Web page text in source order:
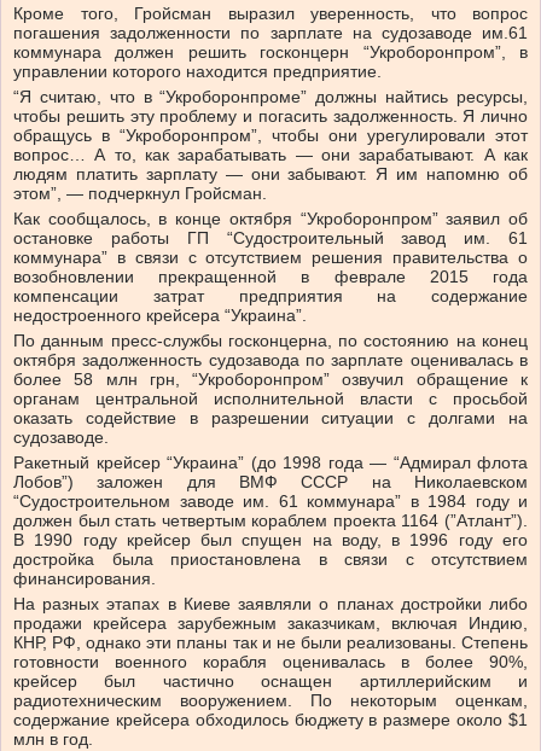
Кроме того, Гройсман выразил уверенность, что вопрос
погашения задолженности по зарплате на судозаводе им.61
коммунара должен решить госконцерн “Укроборонпром”, в
управлении которого находится предприятие.
“Я считаю, что в “Укроборонпроме” должны найтись ресурсы,
чтобы решить эту проблему и погасить задолженность. Я лично
обращусь в “Укроборонпром”, чтобы они урегулировали этот
вопрос… А то, как зарабатывать — они зарабатывают. А как
людям платить зарплату — они забывают. Я им напомню об
этом”, — подчеркнул Гройсман.
Как сообщалось, в конце октября “Укроборонпром” заявил об
остановке работы ГП “Судостроительный завод им. 61
коммунара” в связи с отсутствием решения правительства о
возобновлении прекращенной в феврале 2015 года
компенсации затрат предприятия на содержание
недостроенного крейсера “Украина”.
По данным пресс-службы госконцерна, по состоянию на конец
октября задолженность судозавода по зарплате оценивалась в
более 58 млн грн, “Укроборонпром” озвучил обращение к
органам центральной исполнительной власти с просьбой
оказать содействие в разрешении ситуации с долгами на
судозаводе.
Ракетный крейсер “Украина” (до 1998 года — “Адмирал флота
Лобов”) заложен для ВМФ СССР на Николаевском
“Судостроительном заводе им. 61 коммунара” в 1984 году и
должен был стать четвертым кораблем проекта 1164 (”Атлант”).
В 1990 году крейсер был спущен на воду, в 1996 году его
достройка была приостановлена в связи с отсутствием
финансирования.
На разных этапах в Киеве заявляли о планах достройки либо
продажи крейсера зарубежным заказчикам, включая Индию,
КНР, РФ, однако эти планы так и не были реализованы. Степень
готовности военного корабля оценивалась в более 90%,
крейсер был частично оснащен артиллерийским и
радиотехническим вооружением. По некоторым оценкам,
содержание крейсера обходилось бюджету в размере около $1
млн в год.